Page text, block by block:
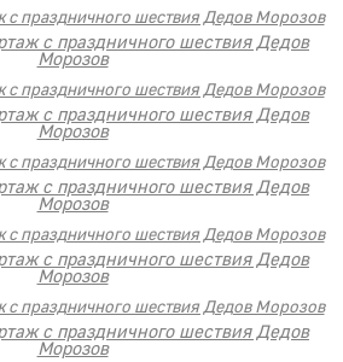
с праздничного шествия Дедов
Морозов
с праздничного шествия Дедов
Морозов
с праздничного шествия Дедов
Морозов
с праздничного шествия Дедов
Морозов
с праздничного шествия Дедов
Морозов